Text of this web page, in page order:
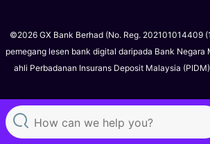
©2026 GX Bank Berhad (No. Reg. 202101014409
pemegang lesen bank digital daripada Bank Negara
ahli Perbadanan Insurans Deposit Malaysia